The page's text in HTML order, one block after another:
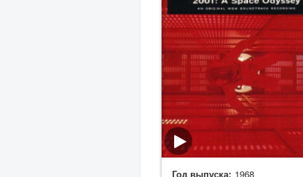
Год выпуска: 1968